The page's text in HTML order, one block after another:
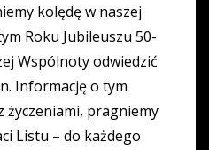
kolędę w naszej
Roku Jubileuszu 50-
Wspólnoty odwiedzić
Informację o tym
życzeniami, pragniemy
Listu – do każdego